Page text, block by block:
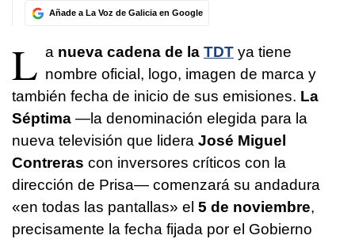
Añade a La Voz de Galicia en Google
L a nueva cadena de la TDT ya tiene
nombre oficial, logo, imagen de marca y
también fecha de inicio de sus emisiones. La
Séptima —la denominación elegida para la
nueva televisión que lidera José Miguel
Contreras con inversores críticos con la
dirección de Prisa— comenzará su andadura
«en todas las pantallas» el 5 de noviembre,
precisamente la fecha fijada por el Gobierno